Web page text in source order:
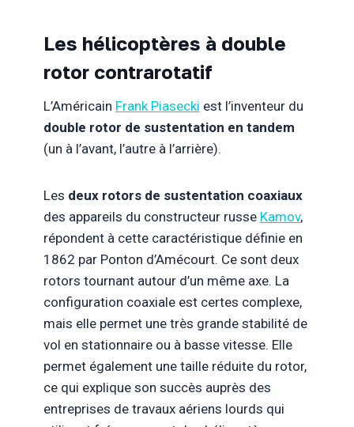
Les hélicoptères à double
rotor contrarotatif
L’Américain Frank Piasecki est l’inventeur du
double rotor de sustentation en tandem
(un à l’avant, l’autre à l’arrière).
Les deux rotors de sustentation coaxiaux
des appareils du constructeur russe Kamov,
répondent à cette caractéristique définie en
1862 par Ponton d’Amécourt. Ce sont deux
rotors tournant autour d’un même axe. La
configuration coaxiale est certes complexe,
mais elle permet une très grande stabilité de
vol en stationnaire ou à basse vitesse. Elle
permet également une taille réduite du rotor,
ce qui explique son succès auprès des
entreprises de travaux aériens lourds qui